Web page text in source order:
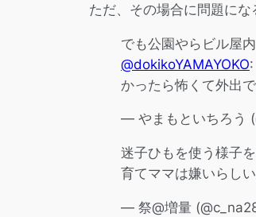
ただ、その場合に問題にな
でも公園やらビル屋
@dokikoYAMAYOKO
かったら怖くて外出
— やまもといちろう
迷子ひもを使う様子
育てママは嫌いらし
— 祭@増量